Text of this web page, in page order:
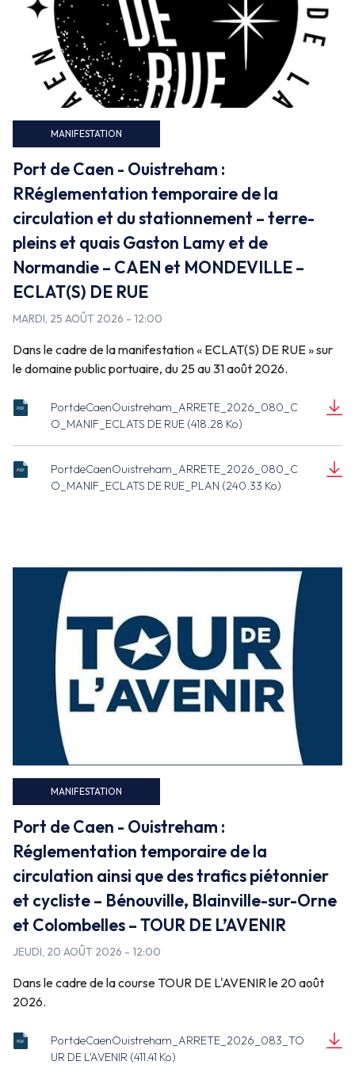
MANIFESTATION
Port de Caen - Ouistreham :
RRéglementation temporaire de la
circulation et du stationnement – terre-
pleins et quais Gaston Lamy et de
Normandie – CAEN et MONDEVILLE –
ECLAT(S) DE RUE
MARDI, 25 AOÛT 2026 - 12:00
Dans le cadre de la manifestation « ECLAT(S) DE RUE » sur
le domaine public portuaire, du 25 au 31 août 2026.
PortdeCaenOuistreham_ARRETE_2026_080_C
O_MANIF_ECLATS DE RUE (418.28 Ko)
ARRETE_2026_080_CO_MANIF_ECLATS
DE RUE.pdf
(418.28 Ko)
PortdeCaenOuistreham_ARRETE_2026_080_C
O_MANIF_ECLATS DE RUE_PLAN (240.33 Ko)
ARRETE_2026_080_CO_MANIF_ECLATS
DE RUE_PLAN.pdf
MANIFESTATION
Port de Caen - Ouistreham :
Réglementation temporaire de la
circulation ainsi que des trafics piétonnier
et cycliste – Bénouville, Blainville-sur-Orne
et Colombelles – TOUR DE L’AVENIR
JEUDI, 20 AOÛT 2026 - 12:00
Dans le cadre de la course TOUR DE L'AVENIR le 20 août
2026.
PortdeCaenOuistreham_ARRETE_2026_083_TO
UR DE L'AVENIR (411.41 Ko)
ARRETE_2026_083_CO_MANIF_TOUR